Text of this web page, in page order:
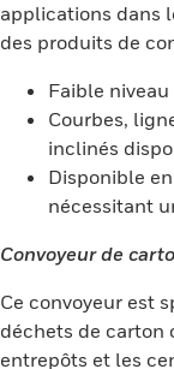
applications dans
des produits de
Faible
Courbes,
inclinés
Disponible
nécessitant
Convoyeur de
Ce convoyeur est
déchets de carton
entrepôts et les